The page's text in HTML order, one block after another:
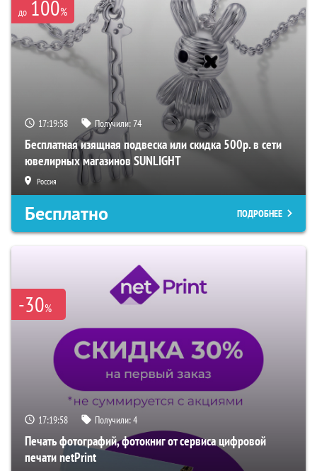
до 100%
17:19:57 Получили:74
Бесплатная изящная подвеска или скидка 500р. в сети
ювелирных магазинов SUNLIGHT
Россия
Бесплатно ПОДРОБНЕЕ
-30%
17:19:57 Получили:4
Печать фотографий, фотокниг от сервиса цифровой
печати netPrint